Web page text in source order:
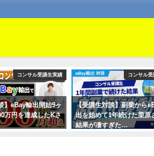
コンサル受講生実績
】eBay輸出開始9ヶ
万円を達成したKさ
コンサル
【受講生対談】副業から
出を始めて1年続けた栗原
結果が凄すぎた…